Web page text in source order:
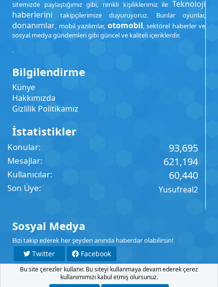
sitemizde paylaştığımız gibi, renkli kişiliklerimiz ile Teknoloji
haberlerini takipçilerimize duyuruyoruz. Bunlar oyunlar,
donanımlar, mobil yazılımlar, otomobil, sektörel haberler ve
sosyal medya gündemleri gibi güncel ve kaliteli içeriklerdir.
.
Bilgilendirme
Künye
Hakkımızda
Gizlilik Politikamız
İstatistikler
Konular 93,695
Mesajlar 621,194
Kullanıcılar 60,440
Son Üye Yusufreal2
Sosyal Medya
Bizi takip ederek her şeyden anında haberdar olabilirsin!
Twitter
Facebook
YouTube
Instagram
Bu site çerezler kullanır. Bu siteyi kullanmaya devam ederek çerez
kullanımımızı kabul etmiş olursunuz.